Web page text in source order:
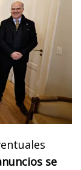
se